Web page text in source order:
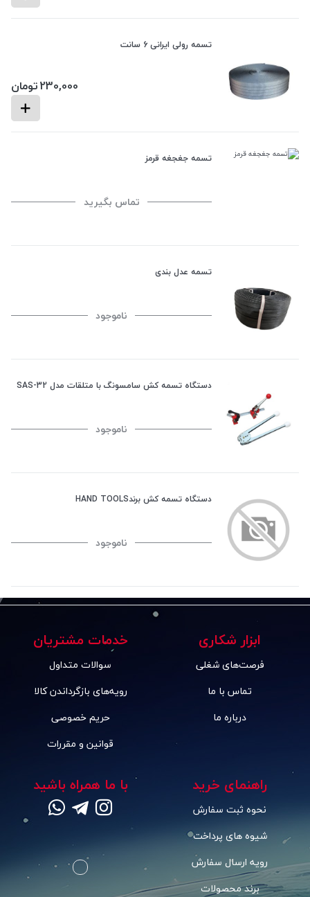
تسمه رولی ایرانی 6 سانت
230,000تومان
تسمه جغجغه قرمز
تماس بگیرید
تسمه عدل بندی
ناموجود
دستگاه تسمه کش سامسونگ با متلقات مدل SAS-32
ناموجود
دستگاه تسمه کش برندHAND TOOLS
ناموجود
ابزار شکاری
فرصت‌های شغلی
تماس با ما
درباره ما
خدمات مشتریان
سوالات متداول
رویه‌های بازگرداندن کالا
حریم خصوصی
قوانین و مقررات
راهنمای خرید
نحوه ثبت سفارش
شیوه های پرداخت
رویه ارسال سفارش
برند محصولات
با ما همراه باشید